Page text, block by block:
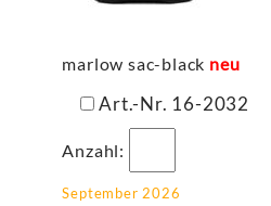
marlow sac-black neu
Art.-Nr. 16-2032
Anzahl:
September 2026